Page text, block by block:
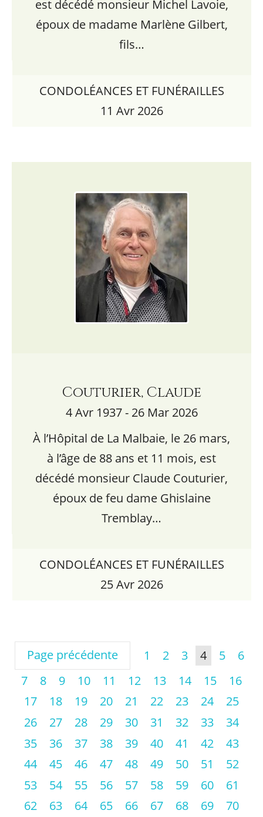
est décédé monsieur Michel Lavoie,
époux de madame Marlène Gilbert,
fils…
CONDOLÉANCES ET FUNÉRAILLES
11 Avr 2026
Couturier, Claude
4 Avr 1937 - 26 Mar 2026
À l’Hôpital de La Malbaie, le 26 mars,
à l’âge de 88 ans et 11 mois, est
décédé monsieur Claude Couturier,
époux de feu dame Ghislaine
Tremblay…
CONDOLÉANCES ET FUNÉRAILLES
25 Avr 2026
Page précédente 1 2 3 4 5
6
7
8 9 10 11 12 13 14 15
16
17
18 19 20 21 22 23 24
25
26
27 28 29 30 31 32 33
34
35
36 37 38 39 40 41 42
43
44
45 46 47 48 49 50 51
52
53
54 55 56 57 58 59 60
61
62
63 64 65 66 67 68 69
70